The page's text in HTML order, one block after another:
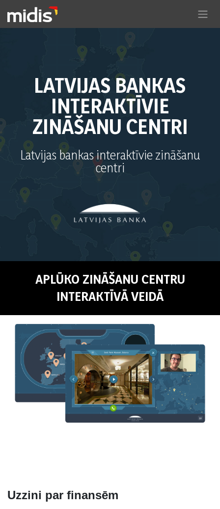
Pāriet pie satura
LATVIJAS BANKAS
INTERAKTĪVIE
ZINĀŠANU CENTRI
Latvijas bankas interaktīvie zināšanu
centri
APLŪKO ZINĀŠANU CENTRU
INTERAKTĪVĀ VEIDĀ
​Uzzini par finansēm